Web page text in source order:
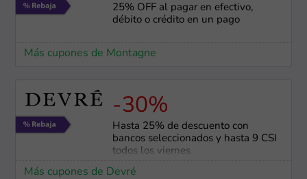
25% OFF al pagar en efectivo,
débito o crédito en un pago
Más cupones de Montagne
-30%
Hasta 25% de descuento con
bancos seleccionados y hasta 9 CSI
todos los viernes
Más cupones de Devré